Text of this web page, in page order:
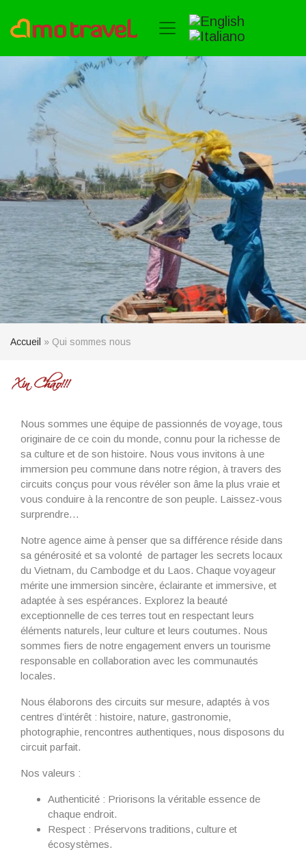
Accueil » Qui sommes nous
Nous sommes une équipe de passionnés de voyage, tous
originaire de ce coin du monde, connu pour la richesse de
sa culture et de son histoire. Nous vous invitons à une
immersion peu commune dans notre région, à travers des
circuits conçus pour vous révéler son âme la plus vraie et
vous conduire à la rencontre de son peuple. Laissez-vous
surprendre…
Notre agence aime à penser que sa différence réside dans
sa générosité et sa volonté de partager les secrets locaux
du Vietnam, du Cambodge et du Laos. Chaque voyageur
mérite une immersion sincère, éclairante et immersive, et
adaptée à ses espérances. Explorez la beauté
exceptionnelle de ces terres tout en respectant leurs
éléments naturels, leur culture et leurs coutumes. Nous
sommes fiers de notre engagement envers un tourisme
responsable en collaboration avec les communautés
locales.
Nous élaborons des circuits sur mesure, adaptés à vos
centres d’intérêt : histoire, nature, gastronomie,
photographie, rencontres authentiques, nous disposons du
circuit parfait.
Nos valeurs :
Authenticité : Priorisons la véritable essence de
chaque endroit.
Respect : Préservons traditions, culture et
écosystèmes.